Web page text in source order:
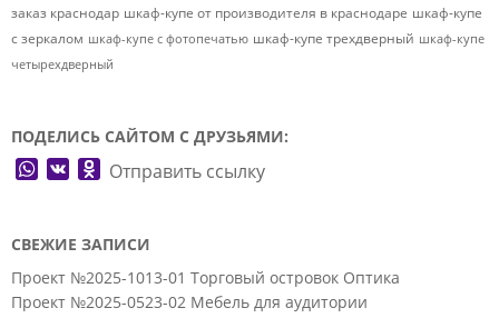
заказ краснодар шкаф-купе от производителя в краснодаре шкаф-купе
с зеркалом шкаф-купе с фотопечатью шкаф-купе трехдверный шкаф-купе
четырехдверный
ПОДЕЛИСЬ САЙТОМ С ДРУЗЬЯМИ:
WhatsApp
VK Odnoklassniki
Отправить ссылку
СВЕЖИЕ ЗАПИСИ
Проект №2025-1013-01 Торговый островок Оптика
Проект №2025-0523-02 Мебель для аудитории